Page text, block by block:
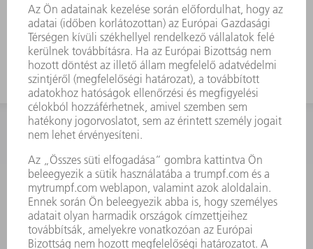
munkamagassággal rendelkező
szerszámot
KAPCSOLAT
Szerszám
3628576045
08.00 - 16.30
szerszam@hu.trumpf.com
KAPCSOLAT
Alkatrész